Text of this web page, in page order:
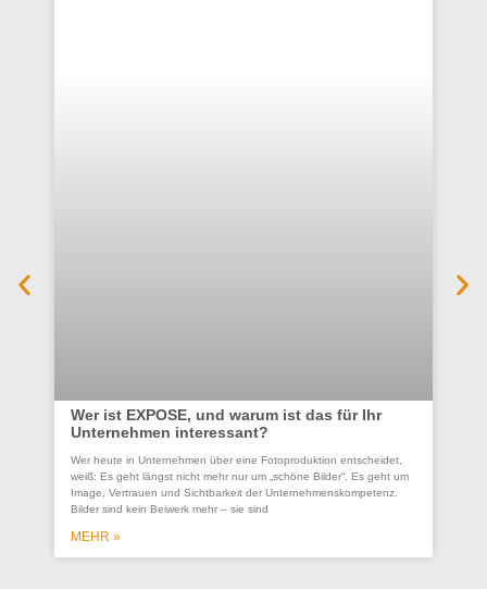
Wer ist EXPOSE, und warum ist das für Ihr
Unternehmen interessant?
Wer heute in Unternehmen über eine Fotoproduktion entscheidet,
weiß: Es geht längst nicht mehr nur um „schöne Bilder“. Es geht um
Image, Vertrauen und Sichtbarkeit der Unternehmenskompetenz.
Bilder sind kein Beiwerk mehr – sie sind
MEHR »